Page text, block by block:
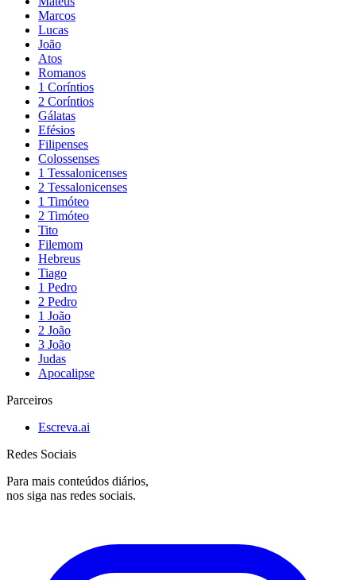
Marcos
Lucas
João
Atos
Romanos
1 Coríntios
2 Coríntios
Gálatas
Efésios
Filipenses
Colossenses
1 Tessalonicenses
2 Tessalonicenses
1 Timóteo
2 Timóteo
Tito
Filemom
Hebreus
Tiago
1 Pedro
2 Pedro
1 João
2 João
3 João
Judas
Apocalipse
Parceiros
Escreva.ai
Redes Sociais
Para mais conteúdos diários,
nos siga nas redes sociais.